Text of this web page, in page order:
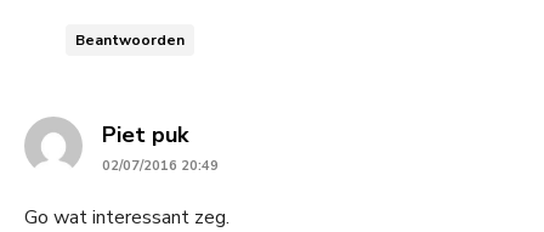
Beantwoorden
Piet puksays:
02/07/2016 20:49
Go wat interessant zeg.